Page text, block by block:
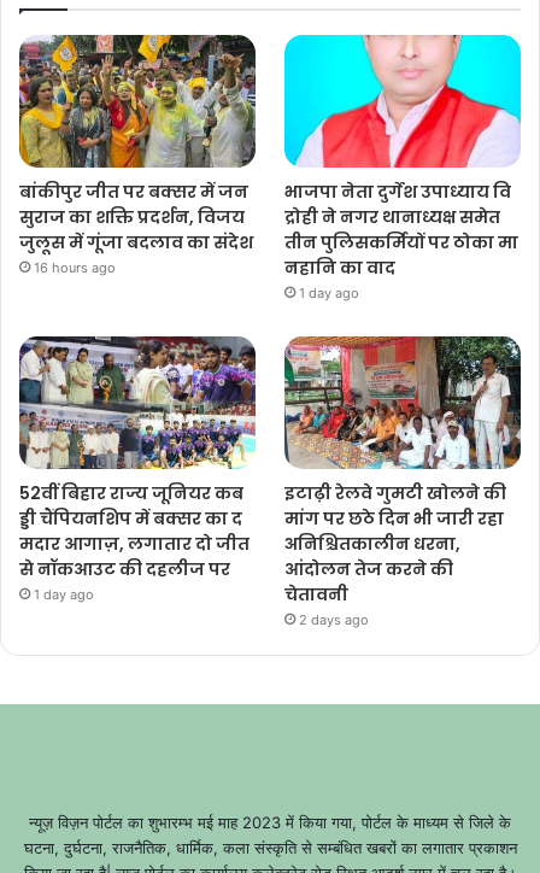
बांकीपुर जीत पर बक्सर में जन
सुराज का शक्ति प्रदर्शन, विजय
जुलूस में गूंजा बदलाव का संदेश
16 hours ago
भाजपा नेता दुर्गेश उपाध्याय वि
द्रोही ने नगर थानाध्यक्ष समेत
तीन पुलिसकर्मियों पर ठोका मा
नहानि का वाद
1 day ago
52वीं बिहार राज्य जूनियर कब
ड्डी चैंपियनशिप में बक्सर का द
मदार आगाज़, लगातार दो जीत
से नॉकआउट की दहलीज पर
1 day ago
इटाढ़ी रेलवे गुमटी खोलने की
मांग पर छठे दिन भी जारी रहा
अनिश्चितकालीन धरना,
आंदोलन तेज करने की
चेतावनी
2 days ago
न्यूज़ विज़न पोर्टल का शुभारम्भ मई माह 2023 में किया गया, पोर्टल के माध्यम से जिले के
घटना, दुर्घटना, राजनैतिक, धार्मिक, कला संस्कृति से सम्बंधित खबरों का लगातार प्रकाशन